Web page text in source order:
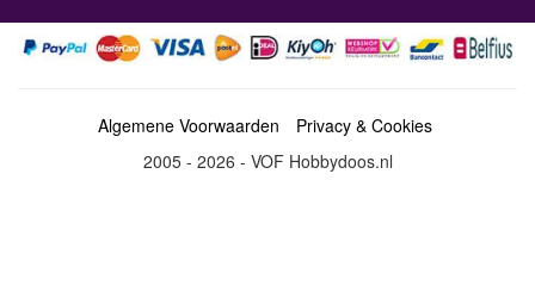
Algemene Voorwaarden
Privacy & Cookies
2005 - 2026 - VOF Hobbydoos.nl